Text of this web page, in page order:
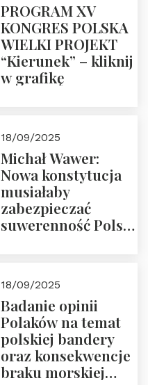
PROGRAM XV
KONGRES POLSKA
WIELKI PROJEKT
“Kierunek” – kliknij
w grafikę
18/09/2025
Michał Wawer:
Nowa konstytucja
musiałaby
zabezpieczać
suwerenność Polski
18/09/2025
Badanie opinii
Polaków na temat
polskiej bandery
oraz konsekwencje
braku morskiej